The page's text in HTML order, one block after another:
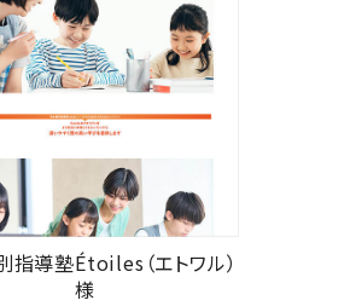
指導塾Étoiles（エトワル）
様